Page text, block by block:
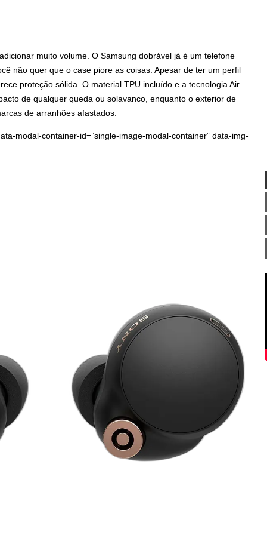
muito volume. O Samsung dobrável já é um telefone
não quer que o case piore as coisas. Apesar de ter um perfil
proteção sólida. O material TPU incluído e a tecnologia Air
de qualquer queda ou solavanco, enquanto o exterior de
de arranhões afastados.
modal-container-id=”single-image-modal-container” data-img-